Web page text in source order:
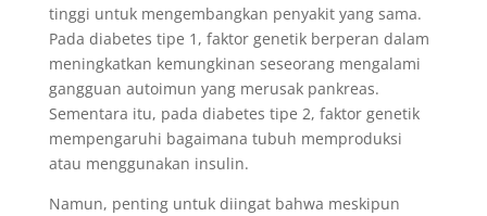
tinggi untuk mengembangkan penyakit yang sama.
Pada diabetes tipe 1, faktor genetik berperan dalam
meningkatkan kemungkinan seseorang mengalami
gangguan autoimun yang merusak pankreas.
Sementara itu, pada diabetes tipe 2, faktor genetik
mempengaruhi bagaimana tubuh memproduksi
atau menggunakan insulin.
Namun, penting untuk diingat bahwa meskipun